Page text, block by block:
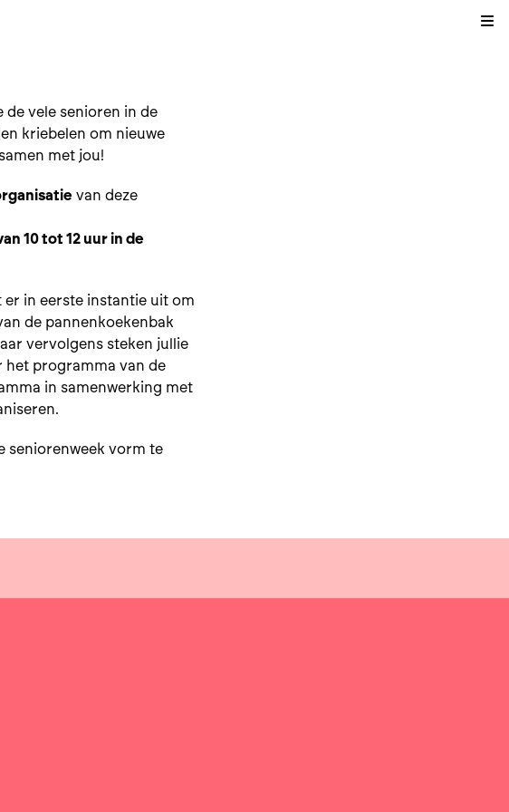
de vele senioren in de
kriebelen om nieuwe
met jou!
van deze
10 tot 12 uur in de
in eerste instantie uit om
de pannenkoekenbak
vervolgens steken jullie
het programma van de
in samenwerking met
seniorenweek vorm te